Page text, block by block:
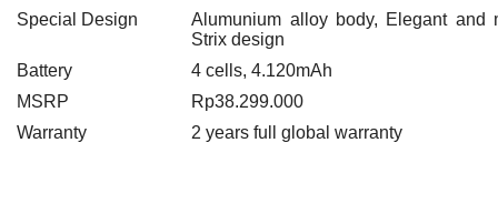
Special Design
Alumunium alloy body, Elegant and
Strix design
Battery
4 cells, 4.120mAh
MSRP
Rp38.299.000
Warranty
2 years full global warranty